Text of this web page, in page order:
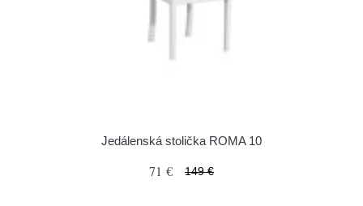
Jedálenská stolička ROMA 10
71 € 149 €